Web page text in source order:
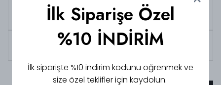
indirimlerden her zaman faydalanabilirsiniz
Tüm siparişlerde 3000 TL üzeri kargo ücretsiz!
İlk Siparişe Özel
%10 İNDİRİM
İlk siparişte %10 indirim kodunu öğrenmek ve
size özel teklifler için kaydolun.